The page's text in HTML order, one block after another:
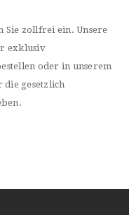
Sie zollfrei ein. Unsere
exklusiv
oder in unserem
die gesetzlich